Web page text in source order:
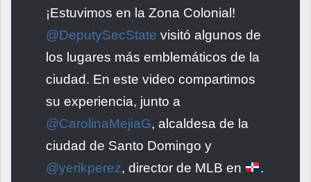
¡Estuvimos en la Zona Colonial!
@DeputySecState visitó algunos de
los lugares más emblemáticos de la
ciudad. En este video compartimos
su experiencia, junto a
@CarolinaMejiaG, alcaldesa de la
ciudad de Santo Domingo y
@yerikperez, director de MLB en
.